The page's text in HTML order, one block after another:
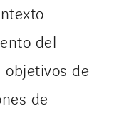
del
objetivos de
de